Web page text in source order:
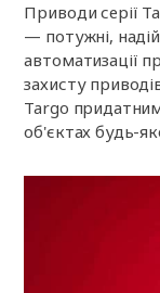
Приводи серії
— потужні,
автоматизації
захисту
Targo
об'єктах будь-